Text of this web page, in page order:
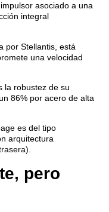
asociado a una
integral
por Stellantis, está
una velocidad
la robustez de su
86% por acero de alta
es del tipo
arquitectura
pero